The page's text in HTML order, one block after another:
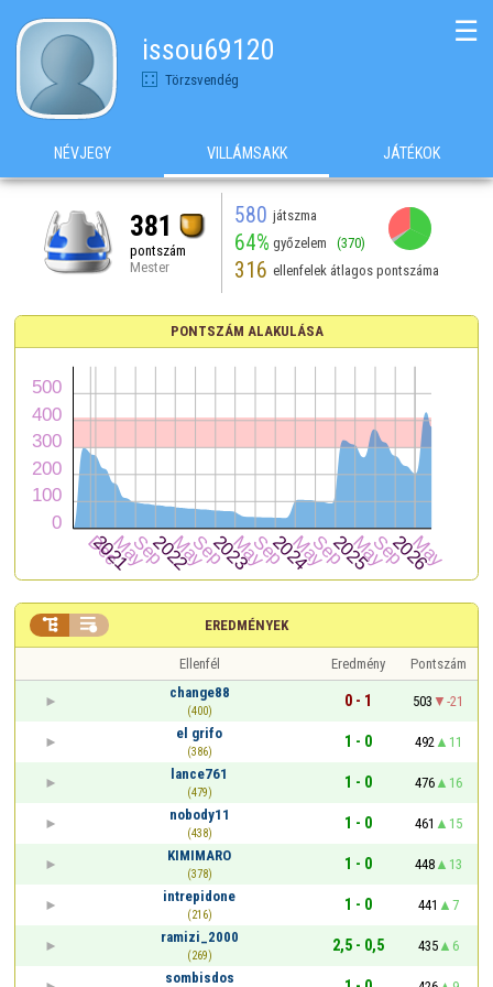
issou69120
Törzsvendég
☰
NÉVJEGY VILLÁMSAKK JÁTÉKOK
381
pontszám
Mester
580 játszma
64% győzelem (370)
316 ellenfelek átlagos pontszáma
PONTSZÁM ALAKULÁSA
EREDMÉNYEK
 
Ellenfél Eredmény
Pontszám
change88
(400)
0 - 1 503
-21
el grifo
(386)
1 - 0 492
11
lance761
(479)
1 - 0 476
16
nobody11
(438)
1 - 0 461
15
KIMIMARO
(378)
1 - 0 448
13
intrepidone
(216)
1 - 0 441
7
ramizi_2000
(269)
2,5 - 0,5 435
6
sombisdos